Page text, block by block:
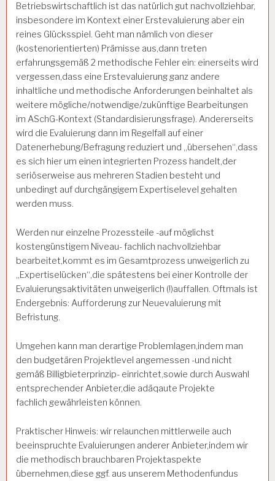
Betriebswirtschaftlich ist das natürlich gut nachvollziehbar,
insbesondere im Kontext einer Erstevaluierung aber ein
reines Glücksspiel. Geht man nämlich von dieser
(kostenorientierten) Prämisse aus,dann treten
erfahrungsgemäß 2 methodische Fehler ein: einerseits wird
vergessen,dass eine Erstevaluierung ganz andere
inhaltliche und methodische Anforderungen beinhaltet als
weitere mögliche/notwendige/zukünftige Bearbeitungen
im ASchG-Kontext (Standardisierungsfrage). Andererseits
wird die Evaluierung dann im Regelfall auf einer
Datenerhebung/Befragung reduziert und „übersehen“,dass
es sich hier um einen integrierten Prozess handelt,der
seriöserweise aus mehreren Stadien besteht und
unbedingt auf durchgängigem Expertiselevel gehalten
werden muss.
Werden nur einzelne Prozessteile -auf möglichst
kostengünstigem Niveau- fachlich nachvollziehbar
bearbeitet,kommt es im Gesamtprozess unweigerlich zu
„Expertiselücken“,die spätestens bei einer Kontrolle der
Evaluierungsaktivitäten unweigerlich (!)auffallen. Oftmals ist
Endergebnis: Aufforderung zur Neuevaluierung mit
Befristung.
Umgehen kann man derartige Problemlagen,indem man
den budgetären Projektlevel angemessen -und nicht
gemäß Billigbieterprinzip- einrichtet,sowie durch Auswahl
entsprechender Anbieter,die adäqaute Projekte
fachlich gewährleisten können.
Praktischer Hinweis: wir relaunchen mittlerweile auch
beeinspruchte Evaluierungen anderer Anbieter,indem wir
die methodisch brauchbaren Projektaspekte
übernehmen,diese ggf. aus unserem Methodenfundus